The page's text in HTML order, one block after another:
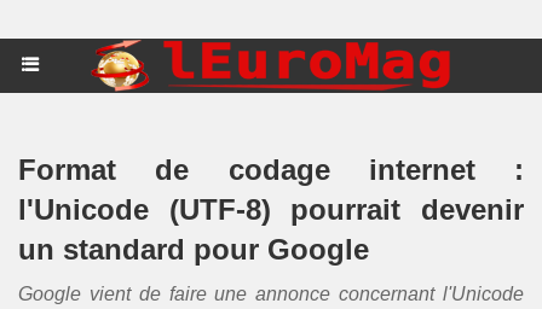
Format de codage internet :
l'Unicode (UTF-8) pourrait devenir
un standard pour Google
Google vient de faire une annonce concernant l'Unicode